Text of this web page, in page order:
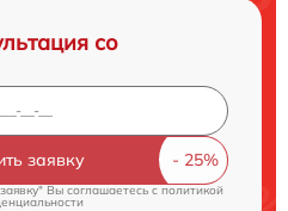
со
заявку
Вы соглашаетесь cполитикой